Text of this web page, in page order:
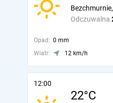
Odczuwalna
Opad: 0 mm
Wiatr:
12 km/h
12:00
22°C